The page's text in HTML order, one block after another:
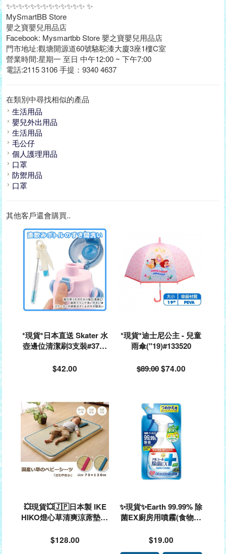
✨✨✨✨✨✨✨✨✨✨✨✨✨ ✨
MySmartBB Store
嬰之寶嬰兒用品店
Facebook: Mysmartbb Store 嬰之寶嬰兒用品店
門市地址:觀塘開源道60號駱駝漆大廈3座1樓C室
營業時間:星期一 至日 中午12:00 ~ 下午7:00
電話:2115 3106 手提：9340 4637
在類別中尋找相似的產品
生活用品
嬰兒外出用品
生活用品
毛公仔
個人護理用品
口罩
防禦用品
口罩
其他客戶還會購買..
*現貨*日本直送 Skater 水
壺邊位清潔刷3支裝#3703
$42.00
*現貨*迪士尼公主 - 兒童
雨傘("19)#133520
$89.00$74.00
💥現貨💥🇯🇵日本製 IKE
HIKO燈心草清爽涼蓆墊 (7
1
$128.00
✨現貨✨Earth 99.99% 除
菌EX廚房用噴霧(食物原
$19.00